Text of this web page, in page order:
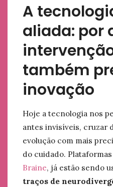
A
aliada: por
também
inovação
Hoje a tecnologia nos
antes invisíveis, cruzar
evolução com mais
do cuidado.
Braine, já estão sendo
traços de